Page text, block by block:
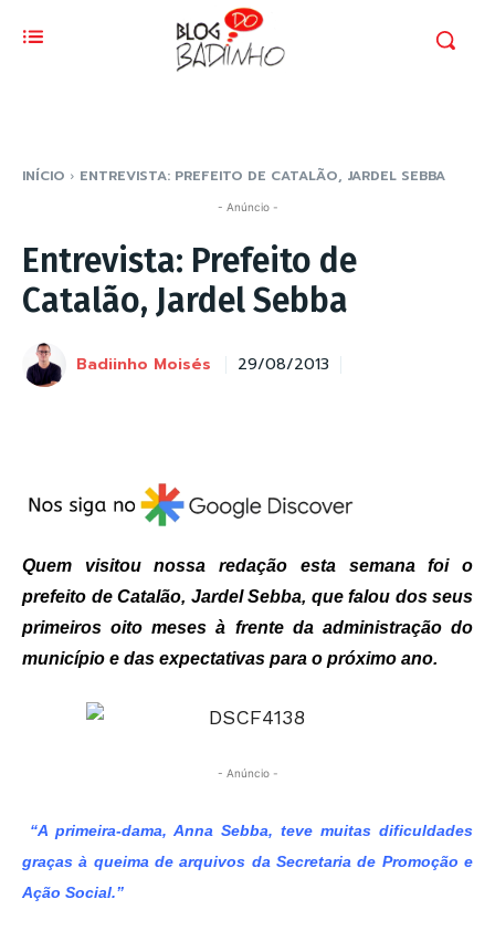
INÍCIO ENTREVISTA: PREFEITO DE CATALÃO, JARDEL SEBBA
- Anúncio -
Entrevista: Prefeito de
Catalão, Jardel Sebba
Badiinho Moisés 29/08/2013
Quem visitou nossa redação esta semana foi o
prefeito de Catalão, Jardel Sebba, que falou dos seus
primeiros oito meses à frente da administração do
município e das expectativas para o próximo ano.
- Anúncio -
“A primeira-dama, Anna Sebba, teve muitas dificuldades
graças à queima de arquivos da Secretaria de Promoção e
Ação Social.”